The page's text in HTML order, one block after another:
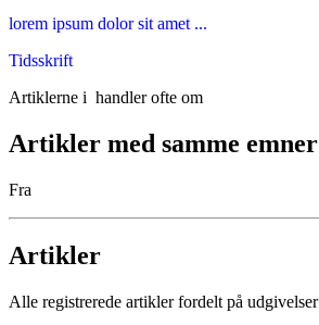
lorem ipsum dolor sit amet ...
Tidsskrift
Artiklerne i handler ofte om
Artikler med samme emner
Fra
Artikler
Alle registrerede artikler fordelt på udgivelser